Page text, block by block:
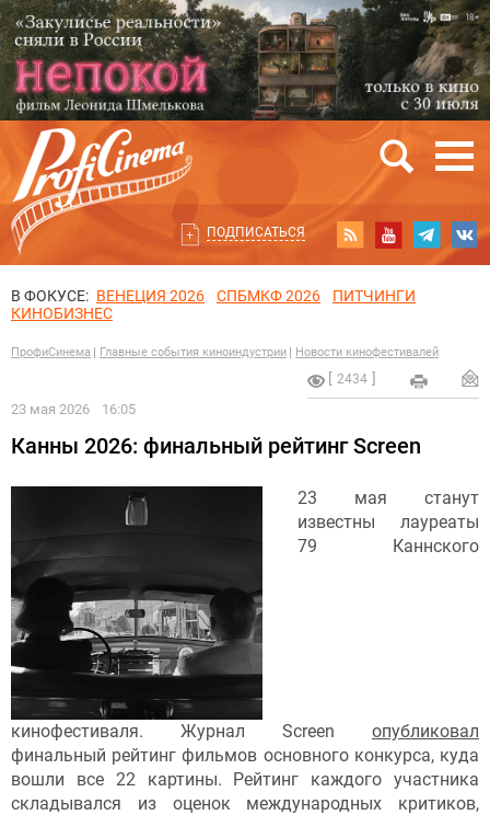
ПОДПИСАТЬСЯ
В ФОКУСЕ: ВЕНЕЦИЯ 2026 СПБМКФ 2026
ПИТЧИНГИ
КИНОБИЗНЕС
ПрофиСинема Главные события киноиндустрии Новости кинофестивалей
2434
23 мая 2026 16:05
Канны 2026: финальный рейтинг Screen
23 мая станут
известны лауреаты
79 Каннского
кинофестиваля. Журнал Screen опубликовал
финальный рейтинг фильмов основного конкурса, куда
вошли все 22 картины. Рейтинг каждого участника
складывался из оценок международных критиков,